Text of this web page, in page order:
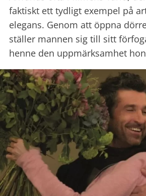
faktiskt ett tydligt exempel på
elegans. Genom att öppna
ställer mannen sig till sitt
henne den uppmärksamhet